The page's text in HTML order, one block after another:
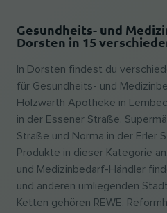
Gesundheits- und
Dorsten in 15
In Dorsten findest du
für Gesundheits- und
Holzwarth Apotheke in
in der Essener Straße.
Straße und Norma in der Erler
Produkte in dieser Kategorie
und Medizinbedarf-Händler
und anderen umliegenden
Ketten gehören REWE,